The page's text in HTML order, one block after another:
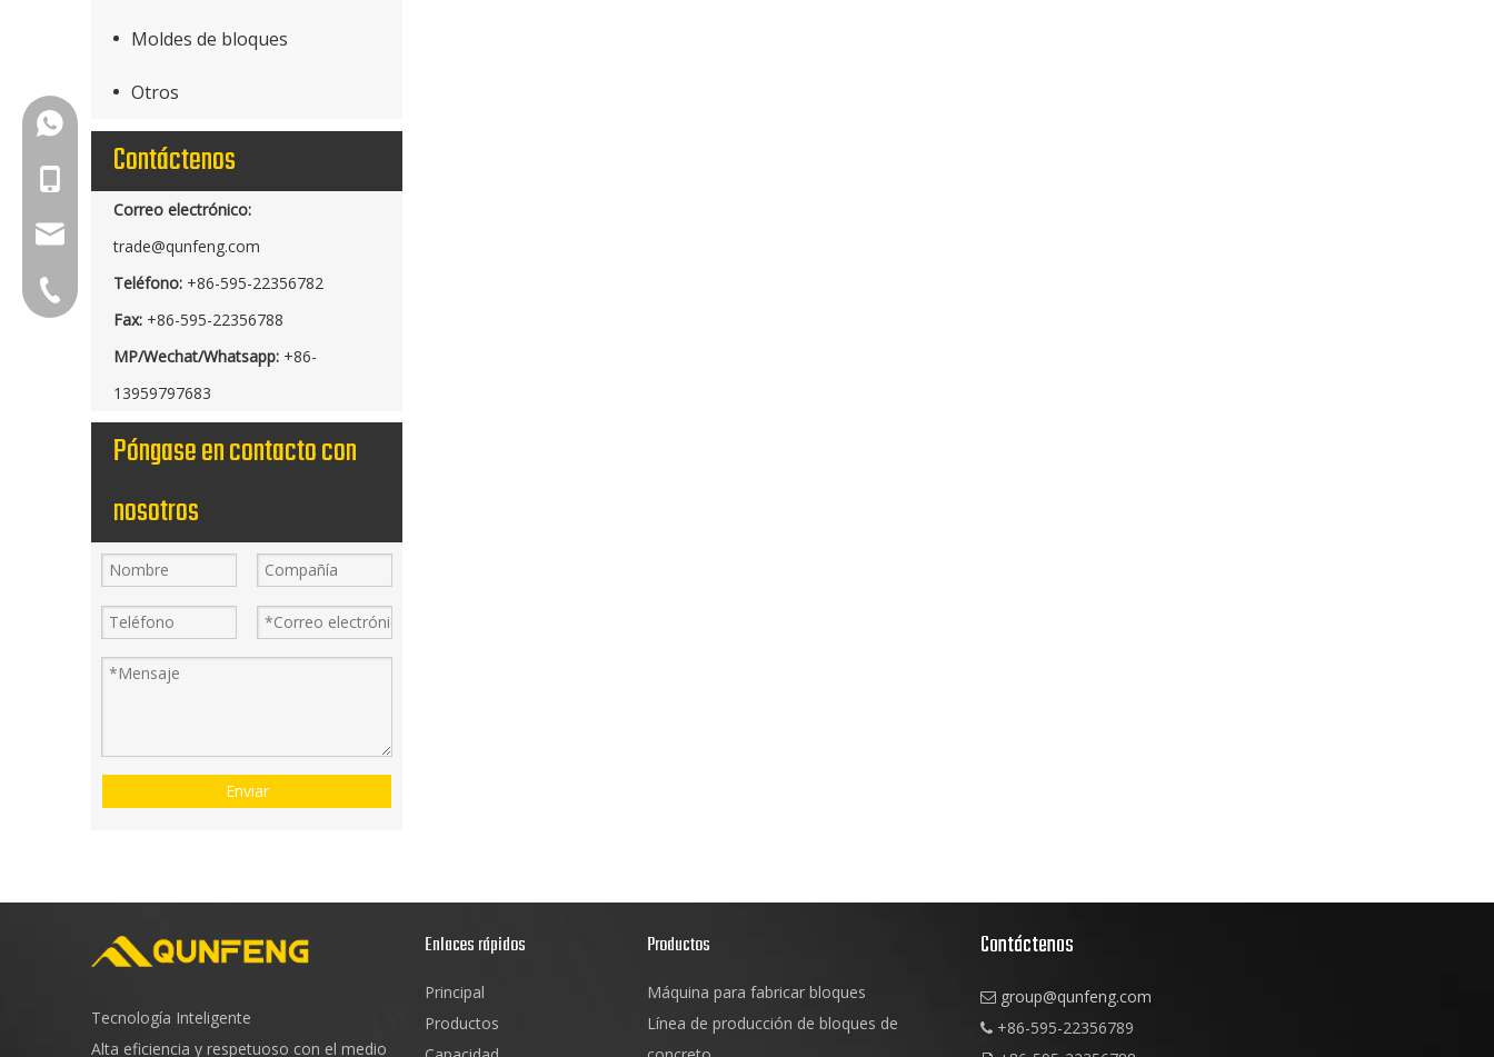
Moldes de bloques
Otros
Contáctenos
Correo electrónico:
trade@qunfeng.com
Teléfono: +86-595-22356782
Fax: +86-595-22356788
MP/Wechat/Whatsapp: +86-
13959797683
Póngase en contacto con
nosotros
Enviar
+86-595 22356789
Tecnología Inteligente
Alta eficiencia y respetuoso con el medio
Enlaces rápidos
Principal
Productos
Productos
Máquina para fabricar bloques
Línea de producción de bloques de
Contáctenos
 group@qunfeng.com
 +86-595-22356789